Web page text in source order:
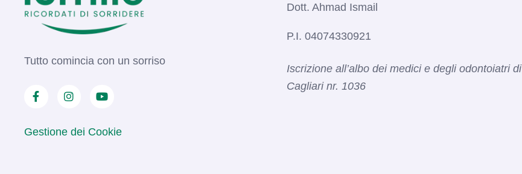
Tutto comincia con un sorriso
Gestione dei Cookie
Dott. Ahmad Ismail
P.I. 04074330921
Iscrizione all’albo dei medici e degli odontoiatri di
Cagliari nr. 1036​